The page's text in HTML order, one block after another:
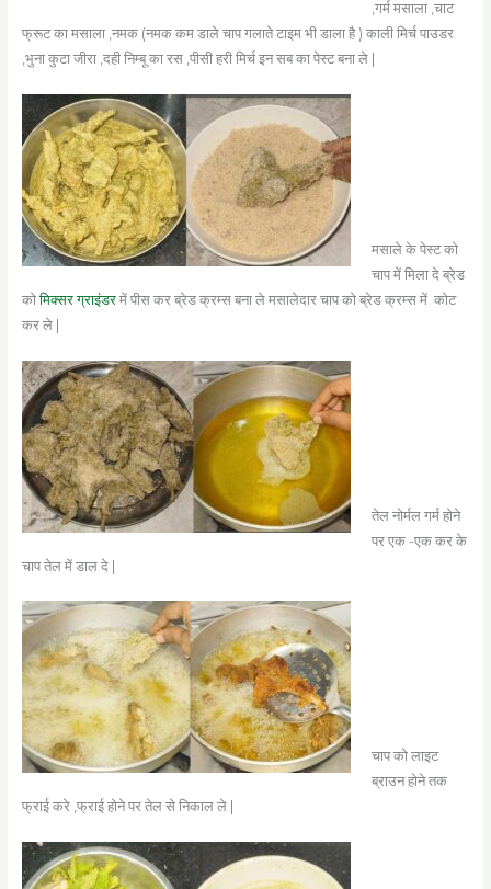
,गर्म मसाला ,चाट
फ्रूट का मसाला ,नमक (नमक कम डाले चाप गलाते टाइम भी डाला है ) काली मिर्च पाउडर
,भुना कुटा जीरा ,दही निम्बू का रस ,पीसी हरी मिर्च इन सब का पेस्ट बना ले |
मसाले के पेस्ट को
चाप में मिला दे ब्रेड
कोमिक्सर ग्राइंडरमें पीस कर ब्रेड क्रम्स बना ले मसालेदार चाप को ब्रेड क्रम्स में कोट
कर ले |
तेल नोर्मल गर्म होने
पर एक -एक कर के
चाप तेल में डाल दे |
चाप को लाइट
ब्राउन होने तक
फ्राई करे ,फ्राई होने पर तेल से निकाल ले |